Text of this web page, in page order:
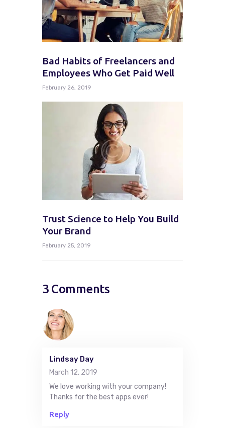
Bad Habits of Freelancers and
Employees Who Get Paid Well
February 26, 2019
Trust Science to Help You Build
Your Brand
February 25, 2019
3 Comments
Lindsay Day
March 12, 2019
We love working with your company!
Thanks for the best apps ever!
Reply